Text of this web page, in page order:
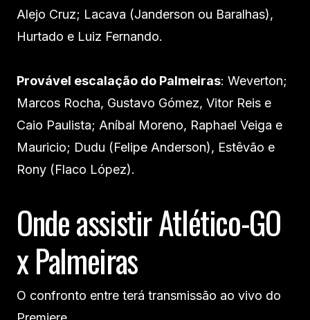
Alejo Cruz; Lacava (Janderson ou Baralhas),
Hurtado e Luiz Fernando.
Provável escalação do Palmeiras: Weverton;
Marcos Rocha, Gustavo Gómez, Vitor Reis e
Caio Paulista; Aníbal Moreno, Raphael Veiga e
Mauricio; Dudu (Felipe Anderson), Estêvão e
Rony (Flaco López).
Onde assistir Atlético-GO
x Palmeiras
O confronto entre terá transmissão ao vivo do